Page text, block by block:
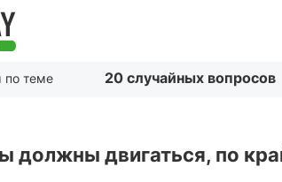
по теме 20 случайных вопросов
должны двигаться, по